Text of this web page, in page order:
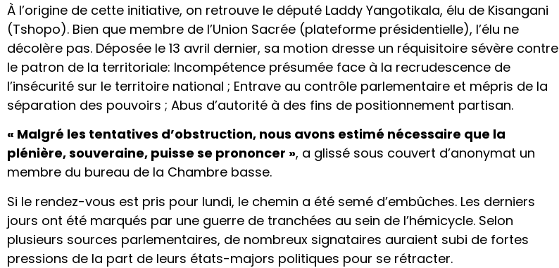
À l’origine de cette initiative, on retrouve le député Laddy Yangotikala, élu de Kisangani
(Tshopo). Bien que membre de l’Union Sacrée (plateforme présidentielle), l’élu ne
décolère pas. Déposée le 13 avril dernier, sa motion dresse un réquisitoire sévère contre
le patron de la territoriale: Incompétence présumée face à la recrudescence de
l’insécurité sur le territoire national ; Entrave au contrôle parlementaire et mépris de la
séparation des pouvoirs ; Abus d’autorité à des fins de positionnement partisan.
« Malgré les tentatives d’obstruction, nous avons estimé nécessaire que la
plénière, souveraine, puisse se prononcer », a glissé sous couvert d’anonymat un
membre du bureau de la Chambre basse.
Si le rendez-vous est pris pour lundi, le chemin a été semé d’embûches. Les derniers
jours ont été marqués par une guerre de tranchées au sein de l’hémicycle. Selon
plusieurs sources parlementaires, de nombreux signataires auraient subi de fortes
pressions de la part de leurs états-majors politiques pour se rétracter.